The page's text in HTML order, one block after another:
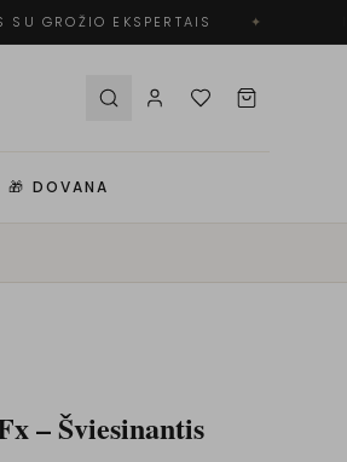
GROŽIO EKSPERTAIS
🎁 DOVANA
– Šviesinantis